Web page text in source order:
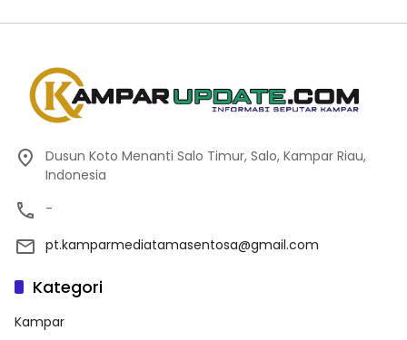
Dusun Koto Menanti Salo Timur, Salo, Kampar Riau,
Indonesia
-
pt.kamparmediatamasentosa@gmail.com
Kategori
Kampar